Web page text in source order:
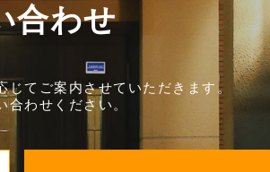
合わせ
てご案内させていただきます。
合わせください。